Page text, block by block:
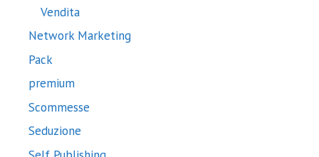
Vendita
Network Marketing
Pack
premium
Scommesse
Seduzione